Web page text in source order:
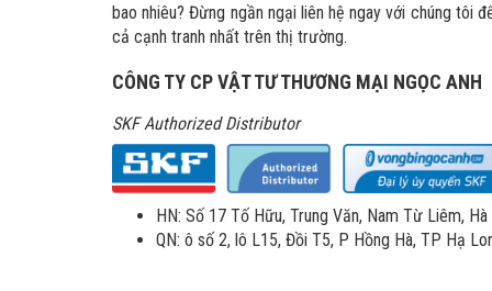
bao nhiêu? Đừng ngần ngại liên hệ ngay với chúng tôi
cả cạnh tranh nhất trên thị trường.
CÔNG TY CP VẬT TƯ THƯƠNG MẠI NGỌC ANH
SKF Authorized Distributor
HN: Số 17 Tố Hữu, Trung Văn, Nam Từ Liêm,
QN: ô số 2, lô L15, Đồi T5, P Hồng Hà, TP Hạ